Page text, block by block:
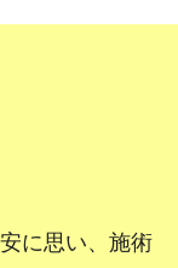
に思い、施術